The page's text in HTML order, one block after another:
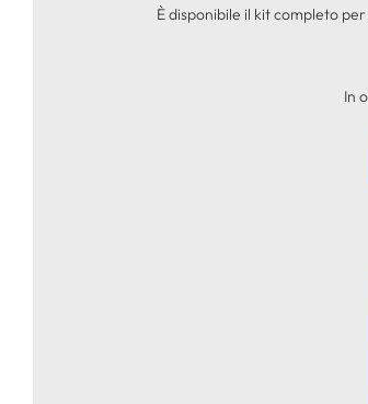
È disponibile il kit completo
In